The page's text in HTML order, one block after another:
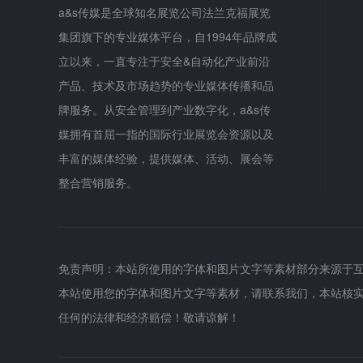
a&s传媒是全球知名展览公司法兰克福展览
集团旗下的专业媒体平台，自1994年品牌成
立以来，一直专注于安全&自动化产业前沿
产品、技术及市场趋势的专业媒体传播和品
牌服务。从安全管理到产业数字化，a&s传
媒拥有首屈一指的国际行业展览会资源以及
丰富的媒体经验，提供媒体、活动、展会等
整合营销服务。
免责声明：本站所使用的字体和图片文字等素材部分来源
本站使用您的字体和图片文字等素材，请联系我们，本站
任何的法律和经济赔偿！敬请谅解！